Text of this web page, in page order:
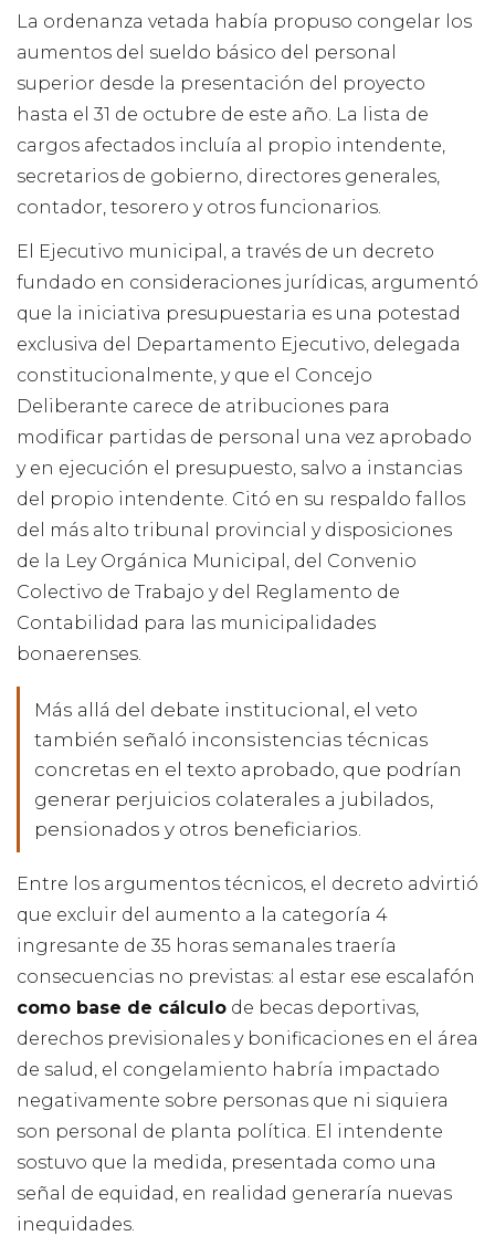
La ordenanza vetada había propuso congelar los
aumentos del sueldo básico del personal
superior desde la presentación del proyecto
hasta el 31 de octubre de este año. La lista de
cargos afectados incluía al propio intendente,
secretarios de gobierno, directores generales,
contador, tesorero y otros funcionarios.
El Ejecutivo municipal, a través de un decreto
fundado en consideraciones jurídicas, argumentó
que la iniciativa presupuestaria es una potestad
exclusiva del Departamento Ejecutivo, delegada
constitucionalmente, y que el Concejo
Deliberante carece de atribuciones para
modificar partidas de personal una vez aprobado
y en ejecución el presupuesto, salvo a instancias
del propio intendente. Citó en su respaldo fallos
del más alto tribunal provincial y disposiciones
de la Ley Orgánica Municipal, del Convenio
Colectivo de Trabajo y del Reglamento de
Contabilidad para las municipalidades
bonaerenses.
Más allá del debate institucional, el veto
también señaló inconsistencias técnicas
concretas en el texto aprobado, que podrían
generar perjuicios colaterales a jubilados,
pensionados y otros beneficiarios.
Entre los argumentos técnicos, el decreto advirtió
que excluir del aumento a la categoría 4
ingresante de 35 horas semanales traería
consecuencias no previstas: al estar ese escalafón
como base de cálculo de becas deportivas,
derechos previsionales y bonificaciones en el área
de salud, el congelamiento habría impactado
negativamente sobre personas que ni siquiera
son personal de planta política. El intendente
sostuvo que la medida, presentada como una
señal de equidad, en realidad generaría nuevas
inequidades.